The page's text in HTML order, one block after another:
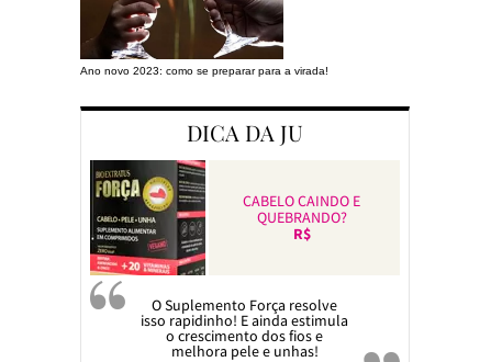
Ano novo 2023: como se preparar para a virada!
DICA DA JU
CABELO CAINDO E
QUEBRANDO?
R$
O Suplemento Força resolve
isso rapidinho! E ainda estimula
o crescimento dos fios e
melhora pele e unhas!